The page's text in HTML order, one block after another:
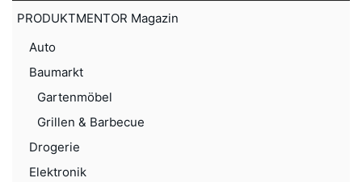
PRODUKTMENTOR Magazin
Auto
Baumarkt
Gartenmöbel
Grillen & Barbecue
Drogerie
Elektronik